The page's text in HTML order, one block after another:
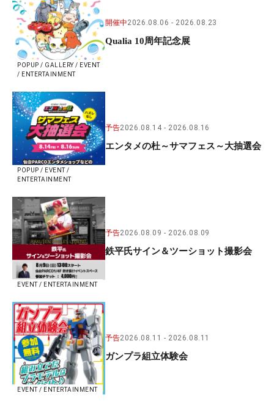
POPUP / GALLERY / EVENT
/ ENTERTAINMENT
開催中2026.08.06 2026.08.23
Qualia 10周年記念展
POPUP / EVENT /
ENTERTAINMENT
予告2026.08.14 2026.08.16
エンタメの杜～サマフェス～大抽選会
EVENT / ENTERTAINMENT
予告2026.08.09 2026.08.09
鉄平氏サイン＆ツーショット撮影会
EVENT / ENTERTAINMENT
予告2026.08.11 2026.08.11
ガンプラ組立体験会